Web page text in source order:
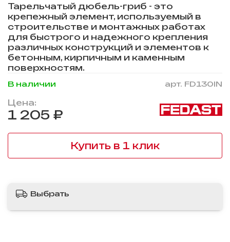
арт. FD130IN
В наличии
Цена:
1 205 ₽
Купить в 1 клик
Тарельчатый дюбель-гриб - это
крепежный элемент, используемый в
строительстве и монтажных работах
для быстрого и надежного крепления
различных конструкций и элементов к
бетонным, кирпичным и каменным
поверхностям.
Выбрать